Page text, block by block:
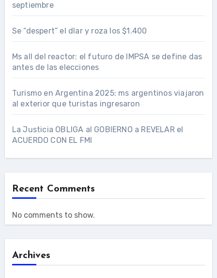
septiembre
Se “despert” el dlar y roza los $1.400
Ms all del reactor: el futuro de IMPSA se define das
antes de las elecciones
Turismo en Argentina 2025: ms argentinos viajaron
al exterior que turistas ingresaron
La Justicia OBLIGA al GOBIERNO a REVELAR el
ACUERDO CON EL FMI
Recent Comments
No comments to show.
Archives